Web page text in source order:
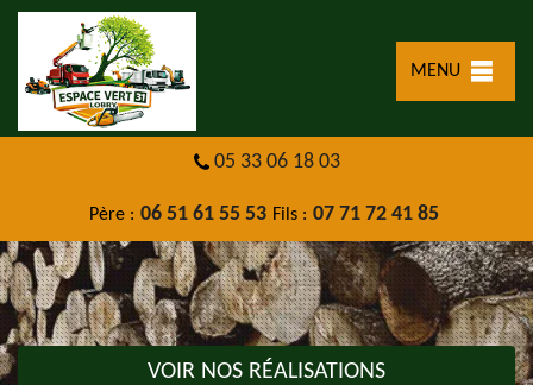
MENU
05 33 06 18 03
Père : 06 51 61 55 53 Fils : 07 71 72 41 85
VOIR NOS RÉALISATIONS